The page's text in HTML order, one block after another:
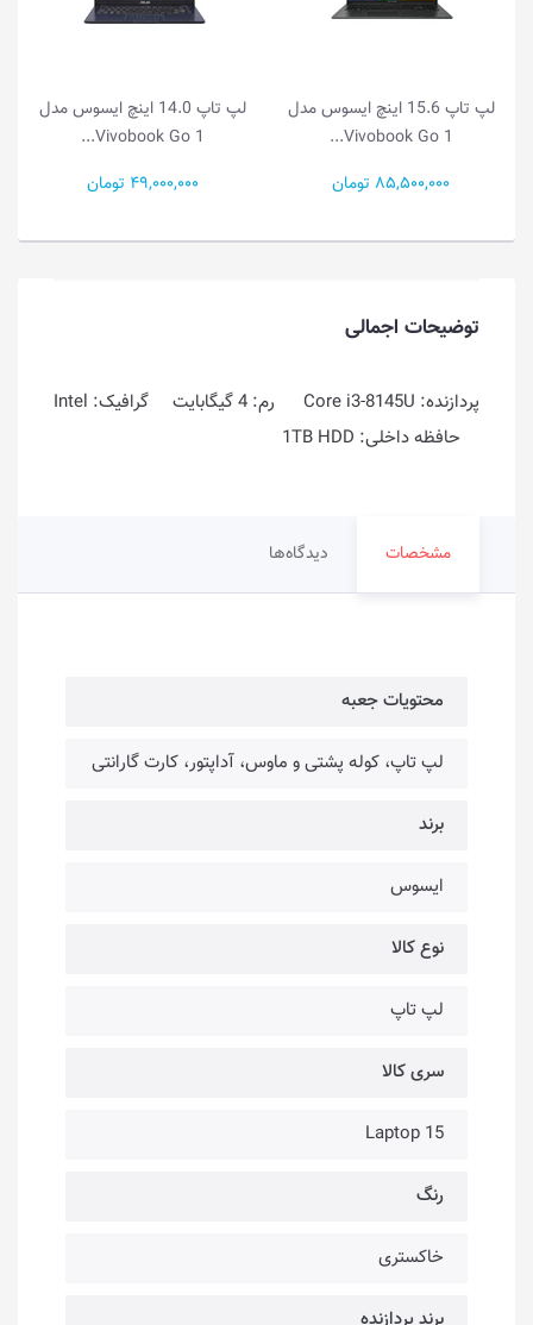
لپ تاپ 15.6 اینچ ایسوس مدل
لپ تاپ 14.0 اینچ ایسوس مدل
توضیحات اجمالی
پردازنده: Core i3-8145U رم: 4 گیگابایت گرافیک: Intel
حافظه داخلی: 1TB HDD
مشخصات دیدگاه‌ها
محتویات جعبه
لپ تاپ، کوله پشتی و ماوس، آداپتور، کارت گارانتی
برند
ایسوس
نوع کالا
لپ تاپ
سری کالا
Laptop 15
رنگ
خاکستری